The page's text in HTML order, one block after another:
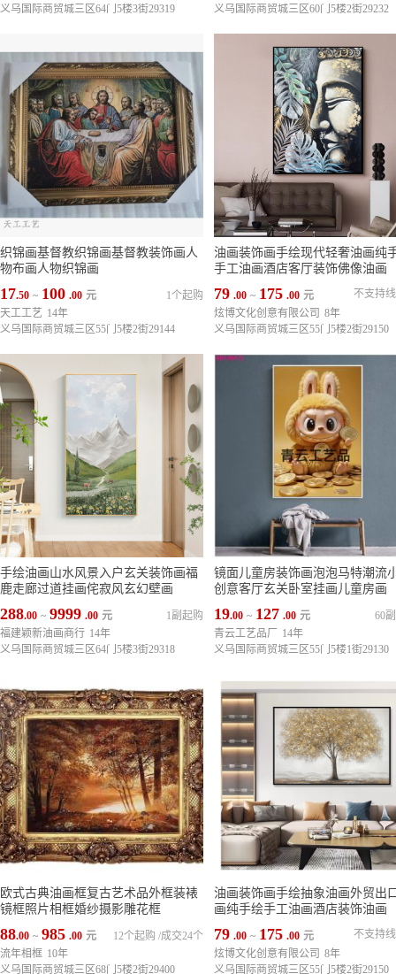
义乌国际商贸城三区64门5楼3街29319 义乌国际商贸城三区60门5楼2街29232
织锦画基督教织锦画基督教装饰画人
物布画人物织锦画
17.50 ~ 100 .00 元
1个起购
天工工艺 14年
义乌国际商贸城三区55门5楼2街29144
油画装饰画手绘现代轻奢油画纯
手工油画酒店客厅装饰佛像油画
79 .00 ~ 175 .00 元
不支持
炫博文化创意有限公司 8年
义乌国际商贸城三区55门5楼2街29150
手绘油画山水风景入户玄关装饰画福
鹿走廊过道挂画侘寂风玄幻壁画
288.00 ~ 9999 .00 元
1副起购
福建颖新油画商行 14年
义乌国际商贸城三区64门5楼3街29318
镜面儿童房装饰画泡泡马特潮流
创意客厅玄关卧室挂画儿童房画
19.00 ~ 127 .00 元
60
青云工艺品厂
14年
义乌国际商贸城三区55门5楼1街29130
欧式古典油画框复古艺术品外框装裱
镜框照片相框婚纱摄影雕花框
88.00 ~ 985 .00 元 成交24个
12个起购 /
流年相框 10年
义乌国际商贸城三区68门5楼2街29400
油画装饰画手绘抽象油画外贸出
画纯手绘手工油画酒店装饰油画
79 .00 ~ 175 .00 元
不支持
炫博文化创意有限公司 8年
义乌国际商贸城三区55门5楼2街29150